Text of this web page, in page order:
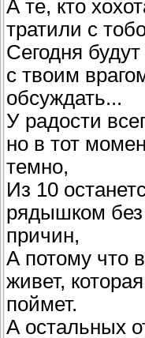
А те, кто
тратили с
Сегодня
с твоим
обсуждать...
У радости
но в тот
темно,
Из 10
рядышком
причин,
А потому что
живет,
поймет.
А остальных